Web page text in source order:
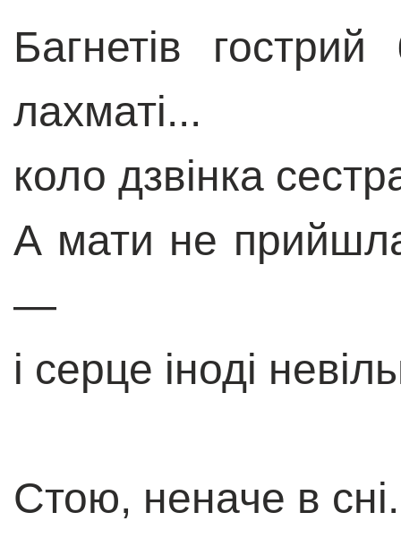
Багнетів
лахматі...
коло дзвінка
А мати не
—
і серце іноді
Стою, неначе в